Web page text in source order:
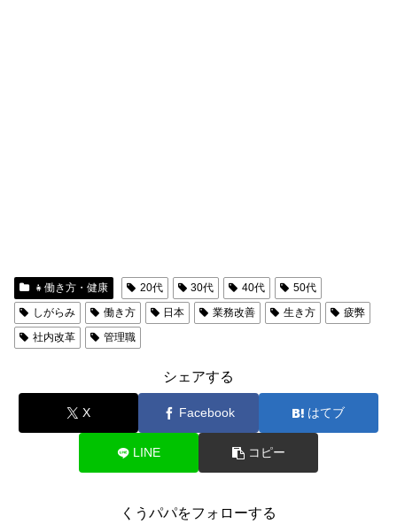
👧働き方・健康 20代 30代 40代
50代
しがらみ
働き方 日本 業務改善 生き方
疲弊
社内改革
管理職
シェアする
X Facebook はてブ
LINE コピー
くうパパをフォローする